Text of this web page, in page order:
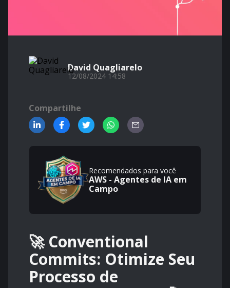
David Quagliarelo
12/08/2024 14:58
Compartilhe
Recomendados para você
AWS - Agentes de IA em
Campo
🚀 Conventional
Commits: Otimize Seu
Processo de